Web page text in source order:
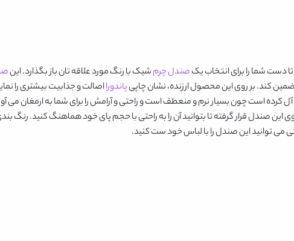
دست شما را برای انتخاب یکصندل چرمشیک با رنگ مورد علاقه تان باز بگذارد. این
کند. بر روی این محصول ارزنده، نشان چاپیپاندورااصالت و جذابیت بیشتری را
می توانید این صندل را با لباس خود ست کنید.